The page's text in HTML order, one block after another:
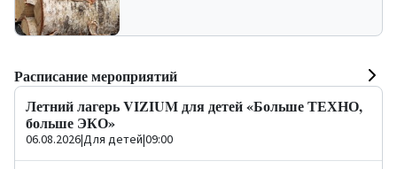
Расписание мероприятий
Летний лагерь VIZIUM для детей «Больше ТЕХНО,
больше ЭКО»
06.08.2026|Для детей|09:00